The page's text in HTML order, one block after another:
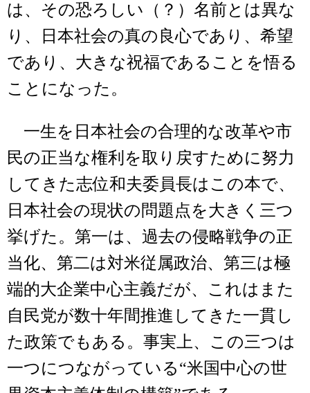
は、その恐ろしい（？）名前とは異な
り、日本社会の真の良心であり、希望
であり、大きな祝福であることを悟る
ことになった。
一生を日本社会の合理的な改革や市
民の正当な権利を取り戻すために努力
してきた志位和夫委員長はこの本で、
日本社会の現状の問題点を大きく三つ
挙げた。第一は、過去の侵略戦争の正
当化、第二は対米従属政治、第三は極
端的大企業中心主義だが、これはまた
自民党が数十年間推進してきた一貫し
た政策でもある。事実上、この三つは
一つにつながっている“米国中心の世